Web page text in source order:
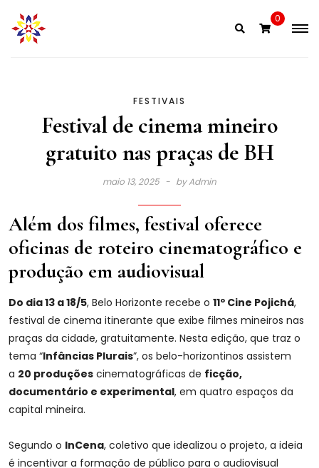
content
0
FESTIVAIS
Festival de cinema mineiro
gratuito nas praças de BH
maio 13, 2025 byAdmin
Além dos filmes, festival oferece
oficinas de roteiro cinematográfico e
produção em audiovisual
Do dia 13 a 18/5, Belo Horizonte recebe o 11º Cine Pojichá,
festival de cinema itinerante que exibe filmes mineiros nas
praças da cidade, gratuitamente. Nesta edição, que traz o
tema “Infâncias Plurais”, os belo-horizontinos assistem
a 20 produções cinematográficas de ficção,
documentário e experimental, em quatro espaços da
capital mineira.
Segundo o InCena, coletivo que idealizou o projeto, a ideia
é incentivar a formação de público para o audiovisual